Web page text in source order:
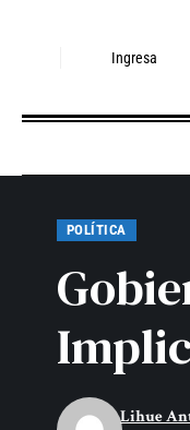
Ingresa
POLÍTICA
Lihue